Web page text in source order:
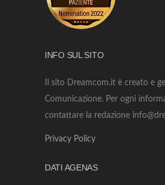
INFO SUL SITO
Il sito Dreamcom.it è creato e
Comunicazione. Per ogni
contattare la redazione
Privacy Policy
DATI AGENAS